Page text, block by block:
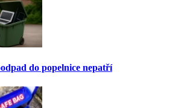
do popelnice nepatří